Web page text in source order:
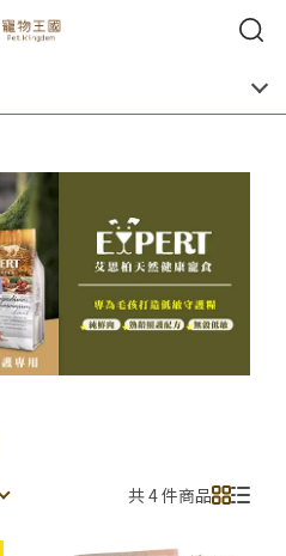
共 4 件商品